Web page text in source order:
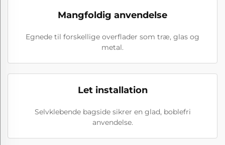
Mangfoldig anvendelse
Egnede til forskellige overflader som træ, glas og
metal.
Let installation
Selvklebende bagside sikrer en glad, boblefri
anvendelse.